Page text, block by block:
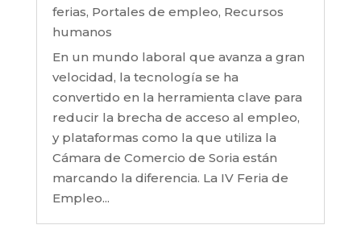
ferias, Portales de empleo, Recursos
humanos
En un mundo laboral que avanza a gran
velocidad, la tecnología se ha
convertido en la herramienta clave para
reducir la brecha de acceso al empleo,
y plataformas como la que utiliza la
Cámara de Comercio de Soria están
marcando la diferencia. La IV Feria de
Empleo...